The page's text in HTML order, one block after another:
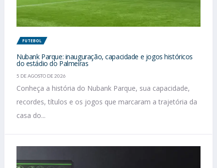
FUTEBOL
Nubank Parque: inauguração, capacidade e jogos históricos
do estádio do Palmeiras
5 DE AGOSTO DE 2026
Conheça a história do Nubank Parque, sua capacidade,
recordes, títulos e os jogos que marcaram a trajetória da
casa do...